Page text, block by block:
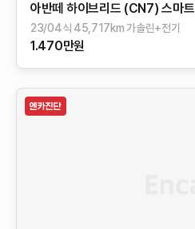
아반떼 하이브리드 (CN7) 스마트
23/04식 45,717km 가솔린+전기
1.470만원